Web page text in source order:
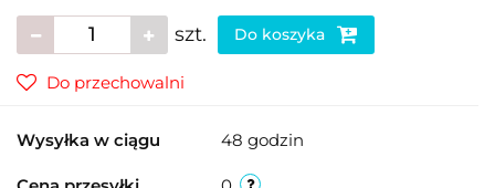
szt. Do koszyka
Do przechowalni
Wysyłka w ciągu 48 godzin